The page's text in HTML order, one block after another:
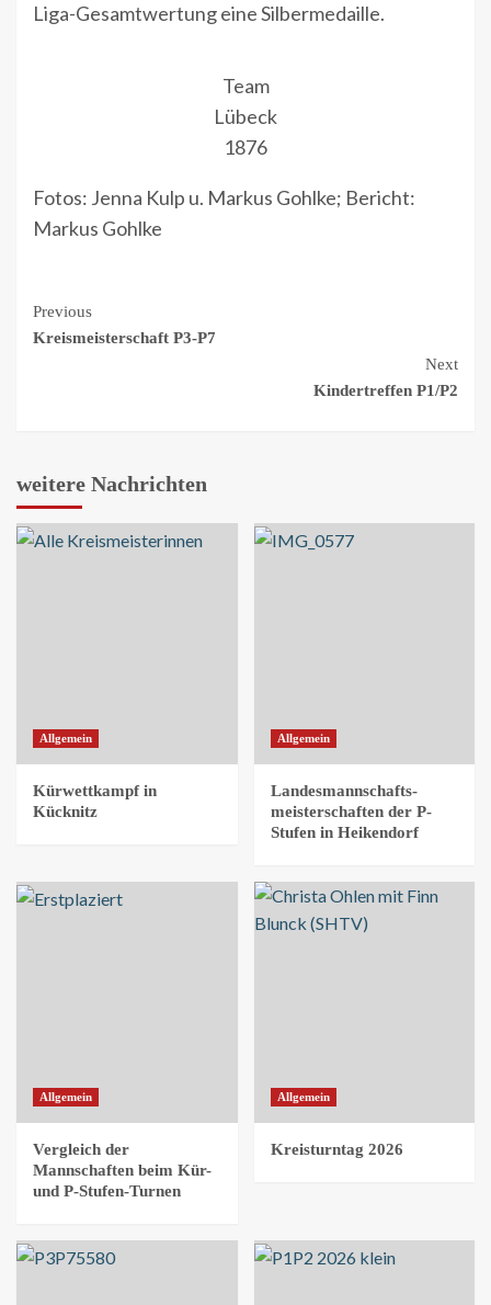
Liga-Gesamtwertung eine Silbermedaille.
Team
Lübeck
1876
Fotos: Jenna Kulp u. Markus Gohlke; Bericht:
Markus Gohlke
Continue
Previous
Kreismeisterschaft P3-P7
Next
Kindertreffen P1/P2
weitere Nachrichten
Allgemein
Kürwettkampf in
Kücknitz
Allgemein
Landesmannschafts-
meisterschaften der P-
Stufen in Heikendorf
Allgemein
Vergleich der
Mannschaften beim Kür-
und P-Stufen-Turnen
Allgemein
Kreisturntag 2026